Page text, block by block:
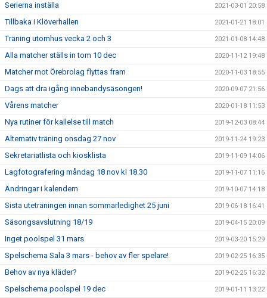
Serierna inställa 2021-03-01 20:58
Tillbaka i Klöverhallen 2021-01-21 18:01
Träning utomhus vecka 2 och 3 2021-01-08 14:48
Alla matcher ställs in tom 10 dec 2020-11-12 19:48
Matcher mot Örebrolag flyttas fram 2020-11-03 18:55
Dags att dra igång innebandysäsongen! 2020-09-07 21:56
Vårens matcher 2020-01-18 11:53
Nya rutiner för kallelse till match 2019-12-03 08:44
Alternativ träning onsdag 27 nov 2019-11-24 19:23
Sekretariatlista och kiosklista 2019-11-09 14:06
Lagfotografering måndag 18 nov kl 18.30 2019-11-07 11:16
Ändringar i kalendern 2019-10-07 14:18
Sista uteträningen innan sommarledighet 25 juni 2019-06-18 16:41
Säsongsavslutning 18/19 2019-04-15 20:09
Inget poolspel 31 mars 2019-03-20 15:29
Spelschema Sala 3 mars - behov av fler spelare! 2019-02-25 16:35
Behov av nya kläder? 2019-02-25 16:32
Spelschema poolspel 19 dec 2019-01-11 13:22